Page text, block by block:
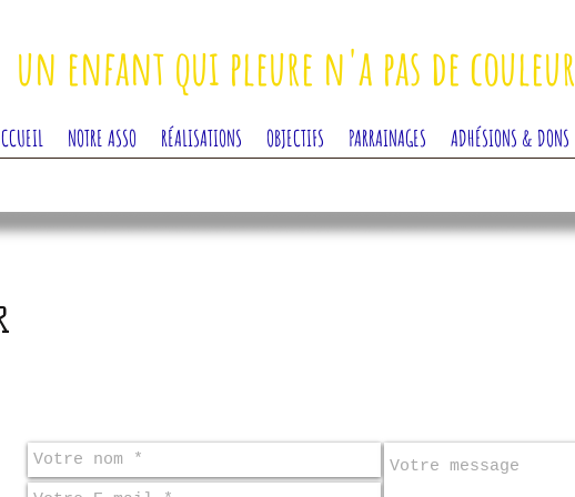
un enfant qui pleure n'a pas de couleur
NOTRE ASSO RÉALISATIONS OBJECTIFS PARRAINAGES ADHÉSIONS & DONS